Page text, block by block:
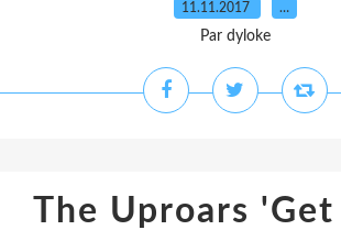
11.11.2017 …
Par dyloke
The Uproars